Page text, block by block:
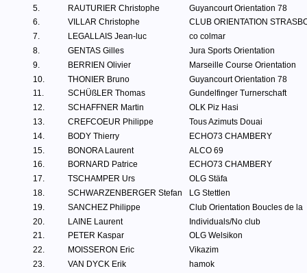
5.
RAUTURIER Christophe
Guyancourt Orientation 78
6.
VILLAR Christophe
CLUB ORIENTATION
7.
LEGALLAIS Jean-luc
co colmar
8.
GENTAS Gilles
Jura Sports Orientation
9.
BERRIEN Olivier
Marseille Course Orientation
10.
THONIER Bruno
Guyancourt Orientation 78
11.
SCHÜßLER Thomas
Gundelfinger Turnerschaft
12.
SCHAFFNER Martin
OLK Piz Hasi
13.
CREFCOEUR Philippe
Tous Azimuts Douai
14.
BODY Thierry
ECHO73 CHAMBERY
15.
BONORA Laurent
ALCO 69
16.
BORNARD Patrice
ECHO73 CHAMBERY
17.
TSCHAMPER Urs
OLG Stäfa
18.
SCHWARZENBERGER Stefan
LG Stettlen
19.
SANCHEZ Philippe
Club Orientation Boucles de la
20.
LAINE Laurent
Individuals/No club
21.
PETER Kaspar
OLG Welsikon
22.
MOISSERON Eric
Vikazim
23.
VAN DYCK Erik
hamok